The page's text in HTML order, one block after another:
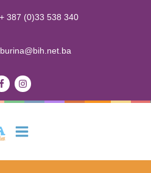
387 (0)33 538 340